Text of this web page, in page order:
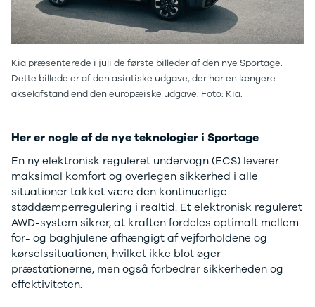
B200
B200 d
C-klasse
C220 d
C250
C300 e
C63
CLA200
CLA220 d
CLA45
E-klasse
E220
E220 d
E300 de
E350 d
Kia præsenterede i juli de første billeder af den nye Sportage.
Dette billede er af den asiatiske udgave, der har en længere
akselafstand end den europæiske udgave. Foto: Kia.
Her er nogle af de nye teknologier i Sportage
En ny elektronisk reguleret undervogn (ECS) leverer
maksimal komfort og overlegen sikkerhed i alle
situationer takket være den kontinuerlige
støddæmperregulering i realtid. Et elektronisk reguleret
AWD-system sikrer, at kraften fordeles optimalt mellem
for- og baghjulene afhængigt af vejforholdene og
kørselssituationen, hvilket ikke blot øger
præstationerne, men også forbedrer sikkerheden og
effektiviteten.